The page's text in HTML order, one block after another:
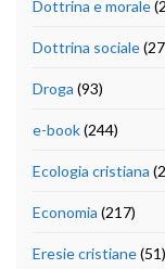
Dottrina e morale
Dottrina sociale
Droga (93)
e-book(244)
Ecologia cristiana
Economia (217)
Eresie cristiane(51)